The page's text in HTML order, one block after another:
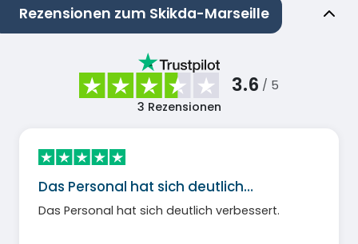
Rezensionen zum Skikda-Marseille
3.6 / 5
3 Rezensionen
Das Personal hat sich deutlich…
Das Personal hat sich deutlich verbessert.